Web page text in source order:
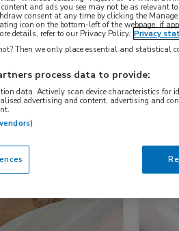
Longziekten
and ads you see may not be as relevant
consent at any time by clicking the
icon on the bottom-left of the webpage, if
details, refer to our Privacy Policy. Privacy
Then we only place essential and statistical
process data to provide:
data. Actively scan device characteristics for
advertising and content, advertising and